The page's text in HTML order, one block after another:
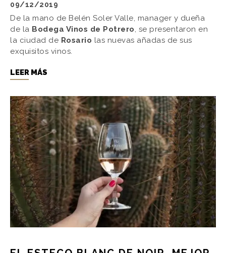
09/12/2019
De la mano de Belén Soler Valle, manager y dueña
de la Bodega Vinos de Potrero, se presentaron en
la ciudad de Rosario las nuevas añadas de sus
exquisitos vinos.
LEER MÁS